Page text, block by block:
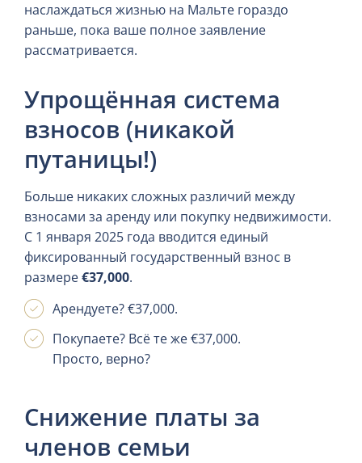
наслаждаться жизнью на Мальте гораздо
раньше, пока ваше полное заявление
рассматривается.
Упрощённая система
взносов (никакой
путаницы!)
Больше никаких сложных различий между
взносами за аренду или покупку недвижимости.
С 1 января 2025 года вводится единый
фиксированный государственный взнос в
размере€37,000.
Арендуете? €37,000.
Покупаете? Всё те же €37,000.
Просто, верно?
Снижение платы за
членов семьи